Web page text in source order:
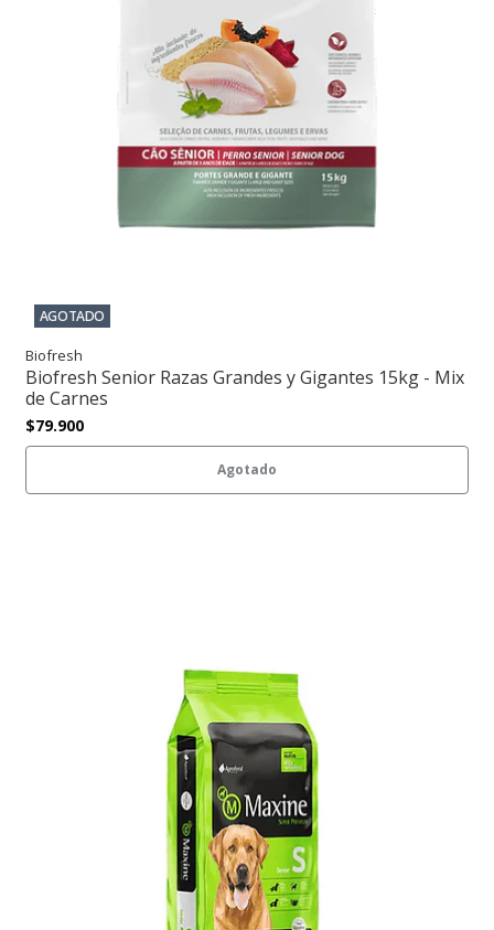
AGOTADO
Biofresh
Biofresh Senior Razas Grandes y Gigantes 15kg - Mix
de Carnes
$79.900
Agotado